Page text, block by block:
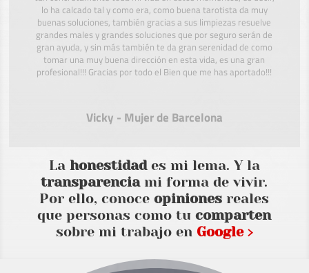
lo ha calcado tal y como era, como buena tarotista da muy
buenas soluciones, también gracias a sus limpiezas resuelve
grandes males y grandes soluciones que por seguro serán de
gran ayuda, y sin más también te da gran serenidad de como
tomar una muy buena dirección en esta vida, es una gran
profesional!!! Gracias por todo el Bien que me has aportado!!!
Vicky - Mujer de Barcelona
La honestidades mi lema. Y la
transparenciami forma de vivir.
Por ello, conoceopiniones reales
que personas como tucomparten
sobre mi trabajo en Google ›